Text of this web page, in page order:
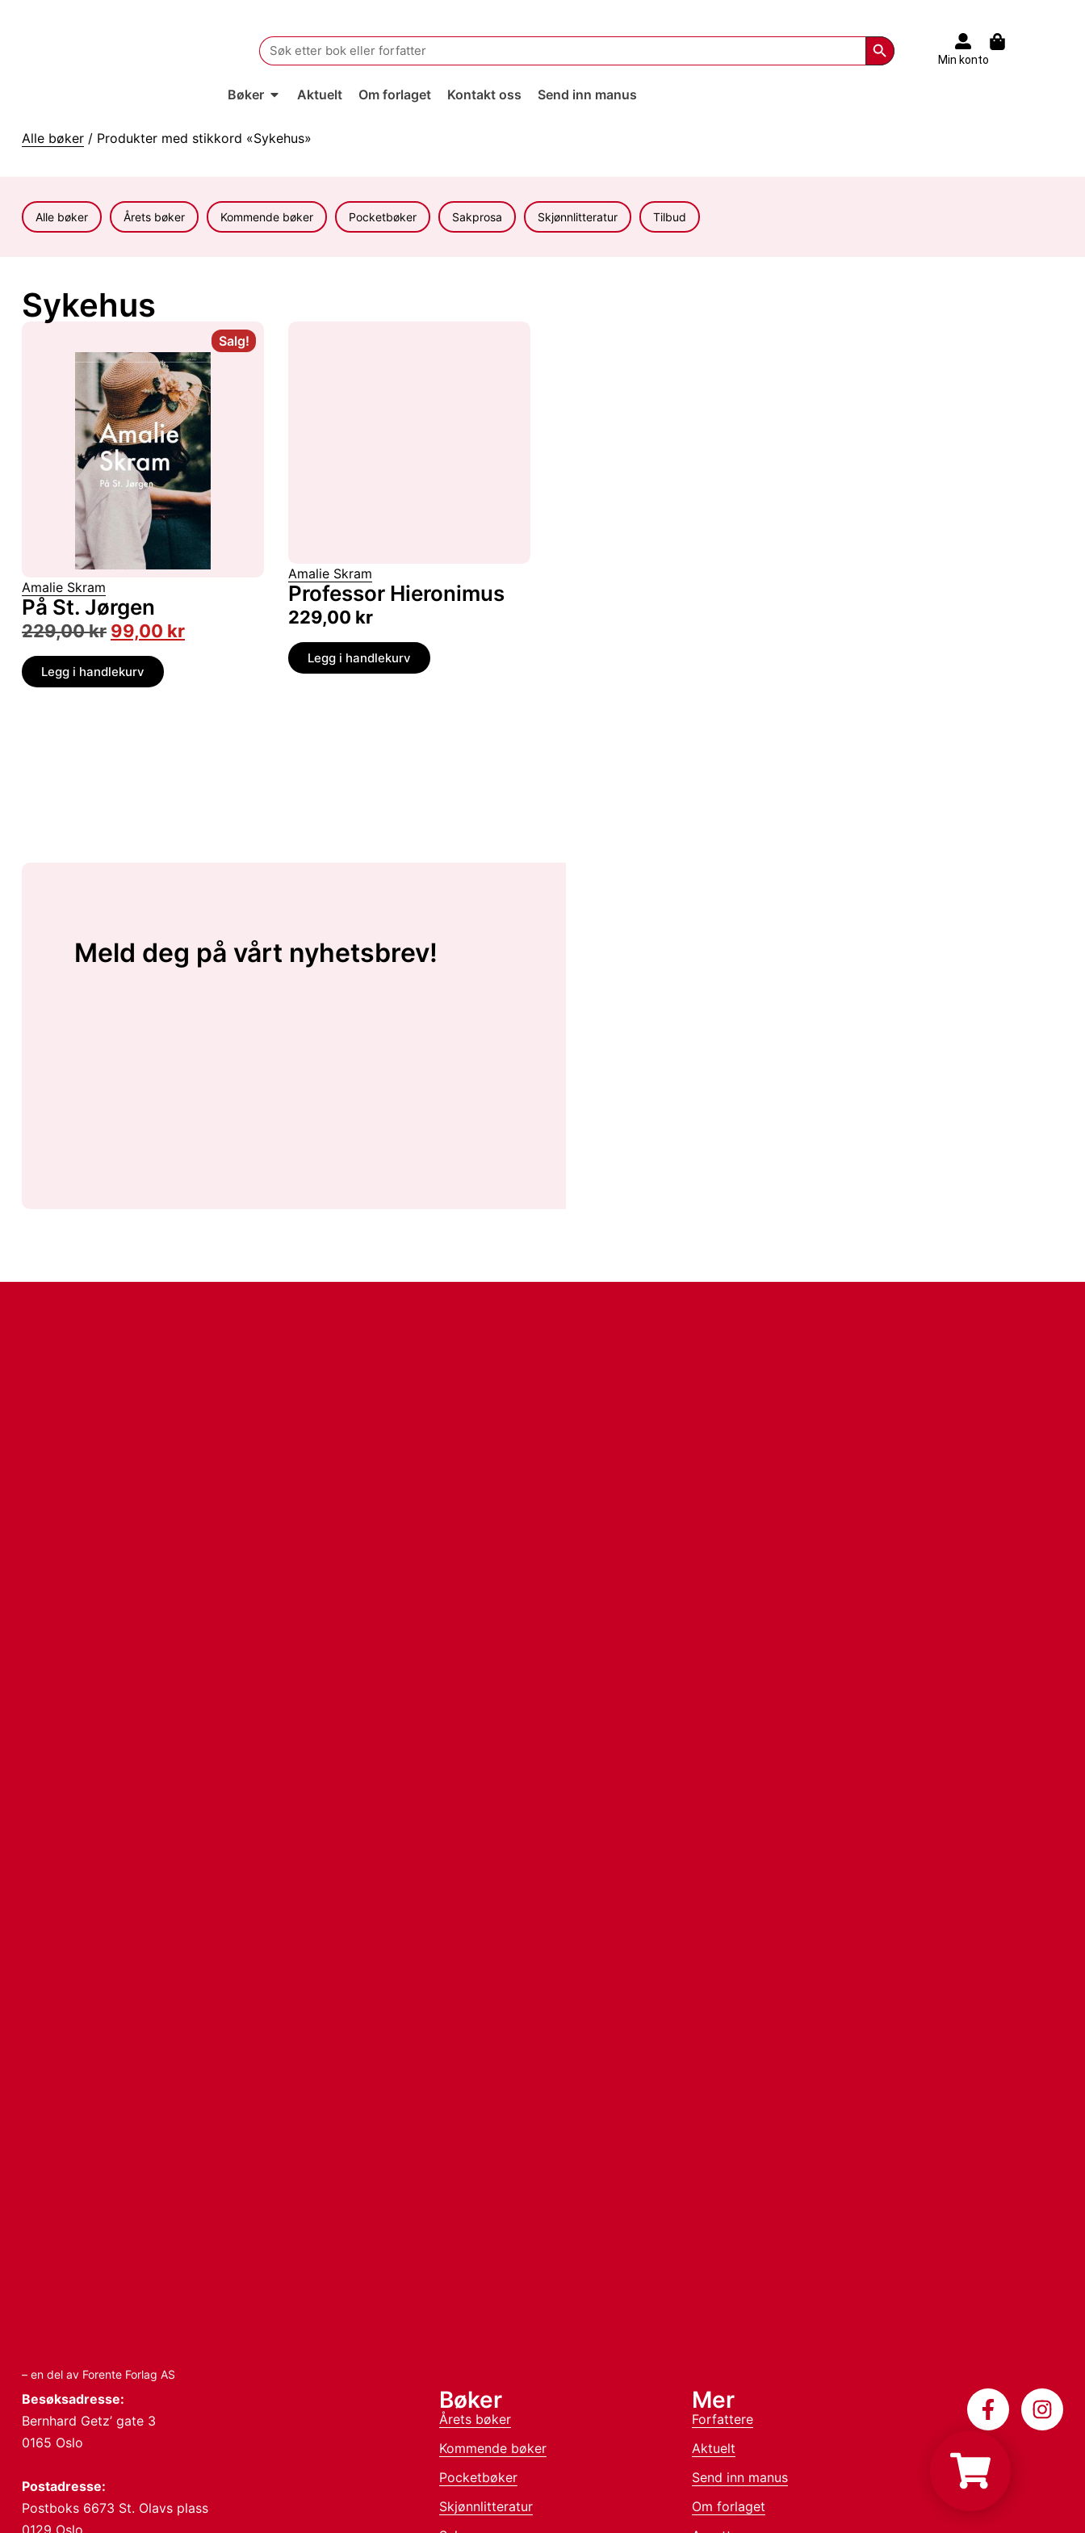
Search
for:
Search Button
Min konto
Bøker Aktuelt Om forlaget Kontakt oss Send inn manus
Alle bøker / Produkter med stikkord «Sykehus»
Alle bøker Årets bøker Kommende bøker Pocketbøker Sakprosa Skjønnlitteratur Tilbud
Sykehus
Salg!
Amalie Skram
På St. Jørgen
229,00kr 99,00 kr
Legg i handlekurv
Amalie Skram
Professor Hieronimus
229,00 kr
Legg i handlekurv
Meld deg på vårt nyhetsbrev!
– en del av Forente Forlag AS
Besøksadresse:
Bernhard Getz’ gate 3
0165 Oslo
Postadresse:
Postboks 6673 St. Olavs plass
Bøker
Årets bøker
Kommende bøker
Pocketbøker
Skjønnlitteratur
Mer
Forfattere
Aktuelt
Send inn manus
Om forlaget